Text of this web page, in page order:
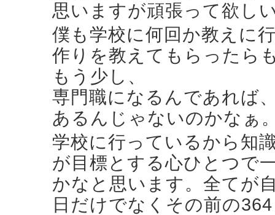
思いますが頑張って欲し
僕も学校に何回か教えに
作りを教えてもらったら
もう少し、
専門職になるんであれば
あるんじゃないのかなぁ
学校に行っているから知
が目標とする心ひとつで
かなと思います。全てが
日だけでなくその前の